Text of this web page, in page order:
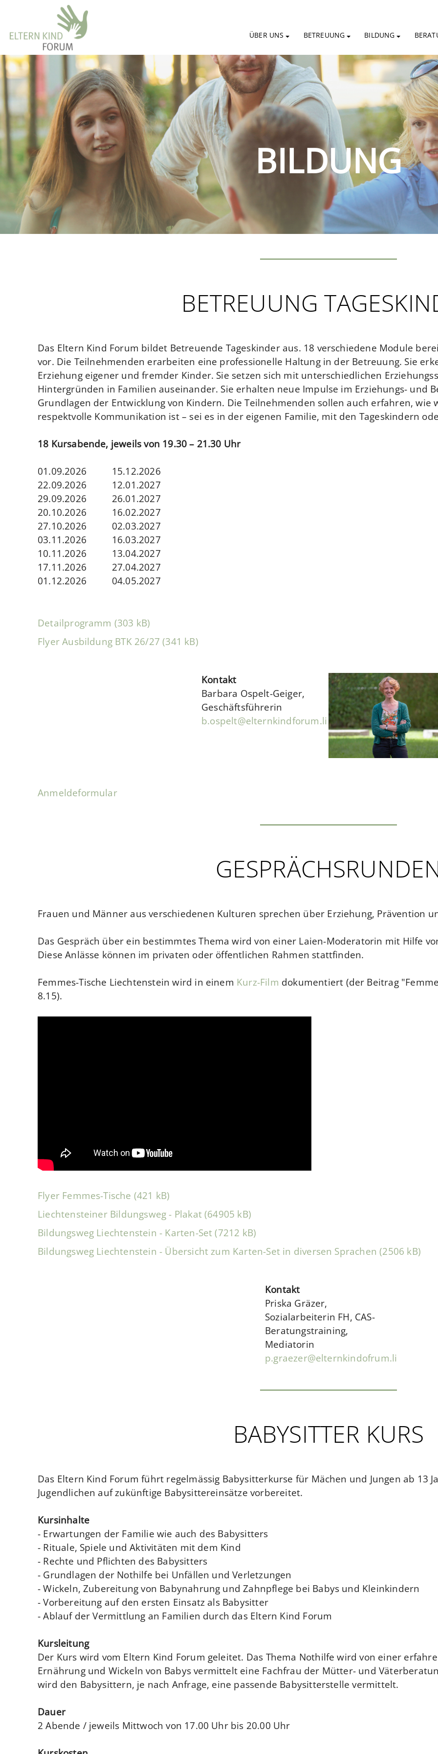
ÜBER UNS BETREUUNG BILDUNG
BILDUNG
BETREUUNG
Das Eltern Kind Forum bildet Betreuende Tageskinder aus. 18 verschiedene Module
vor. Die Teilnehmenden erarbeiten eine professionelle Haltung in der Betreuung. Sie
Erziehung eigener und fremder Kinder. Sie setzen sich mit unterschiedlichen
Hintergründen in Familien auseinander. Sie erhalten neue Impulse im Erziehungs- und
Grundlagen der Entwicklung von Kindern. Die Teilnehmenden sollen auch erfahren,
respektvolle Kommunikation ist – sei es in der eigenen Familie, mit den Tageskindern
18 Kursabende, jeweils von 19.30 – 21.30 Uhr
01.09.2026 15.12.2026
22.09.2026 12.01.2027
29.09.2026 26.01.2027
20.10.2026 16.02.2027
27.10.2026 02.03.2027
03.11.2026 16.03.2027
10.11.2026 13.04.2027
17.11.2026 27.04.2027
01.12.2026 04.05.2027
Detailprogramm (303 kB)
Flyer Ausbildung BTK 26/27 (341 kB)
Kontakt
Barbara Ospelt-Geiger,
Geschäftsführerin
b.ospelt@elternkindforum.li
Anmeldeformular
Frauen und Männer aus verschiedenen Kulturen sprechen über Erziehung, Prävention
Das Gespräch über ein bestimmtes Thema wird von einer Laien-Moderatorin mit Hilfe
Diese Anlässe können im privaten oder öffentlichen Rahmen stattfinden.
Femmes-Tische Liechtenstein wird in einem Kurz-Film dokumentiert (der Beitrag
8.15).
Flyer Femmes-Tische (421 kB)
Liechtensteiner Bildungsweg - Plakat (64905 kB)
Bildungsweg Liechtenstein - Karten-Set (7212 kB)
Bildungsweg Liechtenstein - Übersicht zum Karten-Set in diversen Sprachen (2506 kB)
Kontakt
Priska Gräzer,
Sozialarbeiterin FH, CAS-
Beratungstraining,
Mediatorin
p.graezer@elternkindofrum.li
BABYSITTER KURS
Das Eltern Kind Forum führt regelmässig Babysitterkurse für Mächen und Jungen ab 13
Jugendlichen auf zukünftige Babysittereinsätze vorbereitet.
Kursinhalte
- Erwartungen der Familie wie auch des Babysitters
- Rituale, Spiele und Aktivitäten mit dem Kind
- Rechte und Pflichten des Babysitters
- Grundlagen der Nothilfe bei Unfällen und Verletzungen
- Wickeln, Zubereitung von Babynahrung und Zahnpflege bei Babys und Kleinkindern
- Vorbereitung auf den ersten Einsatz als Babysitter
- Ablauf der Vermittlung an Familien durch das Eltern Kind Forum
Kursleitung
Der Kurs wird vom Eltern Kind Forum geleitet. Das Thema Nothilfe wird von einer
Ernährung und Wickeln von Babys vermittelt eine Fachfrau der Mütter- und
wird den Babysittern, je nach Anfrage, eine passende Babysitterstelle vermittelt.
Dauer
2 Abende / jeweils Mittwoch von 17.00 Uhr bis 20.00 Uhr